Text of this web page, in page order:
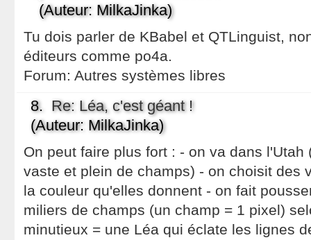
(Auteur: MilkaJinka)
Tu dois parler de KBabel et QTLinguist,
éditeurs comme po4a.
Forum: Autres systèmes libres
8. Re: Léa, c'est géant !
(Auteur: MilkaJinka)
On peut faire plus fort : - on va dans
vaste et plein de champs) - on choisit des
la couleur qu'elles donnent - on fait
miliers de champs (un champ = 1 pixel)
minutieux = une Léa qui éclate les lignes